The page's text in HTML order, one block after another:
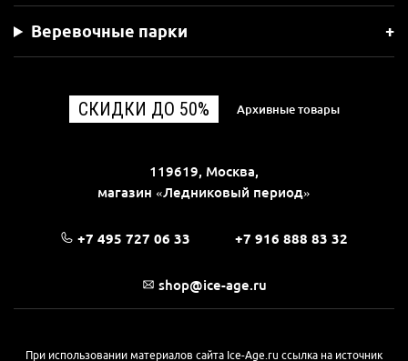
Веревочные парки
СКИДКИ ДО 50% Архивные товары
119619, Москва,
магазин «Ледниковый период»
+7 495 727 06 33 +7 916 888 83 32
shop@ice-age.ru
При использовании материалов сайта Ice-Age.ru ссылка на источник